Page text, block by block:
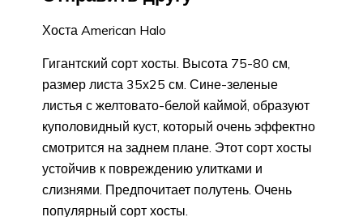
Хоста American Halo
Гигантский сорт хосты. Высота 75-80 см,
размер листа 35х25 см. Сине-зеленые
листья с желтовато-белой каймой, образуют
куполовидный куст, который очень эффектно
смотрится на заднем плане. Этот сорт хосты
устойчив к повреждению улитками и
слизнями. Предпочитает полутень. Очень
популярный сорт хосты.